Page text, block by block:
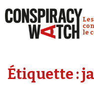
le
Étiquette :